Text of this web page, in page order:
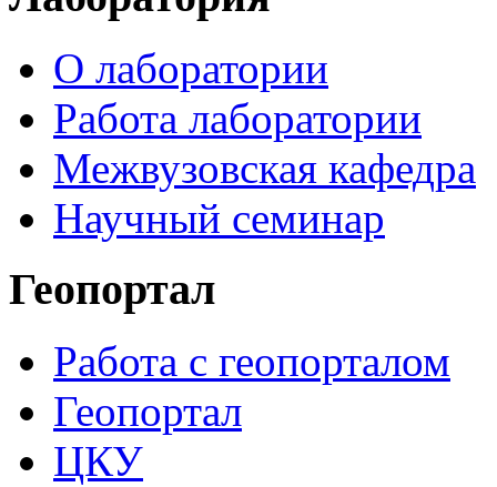
О лаборатории
Работа лаборатории
Межвузовская кафедра
Научный семинар
Геопортал
Работа с геопорталом
Геопортал
ЦКУ